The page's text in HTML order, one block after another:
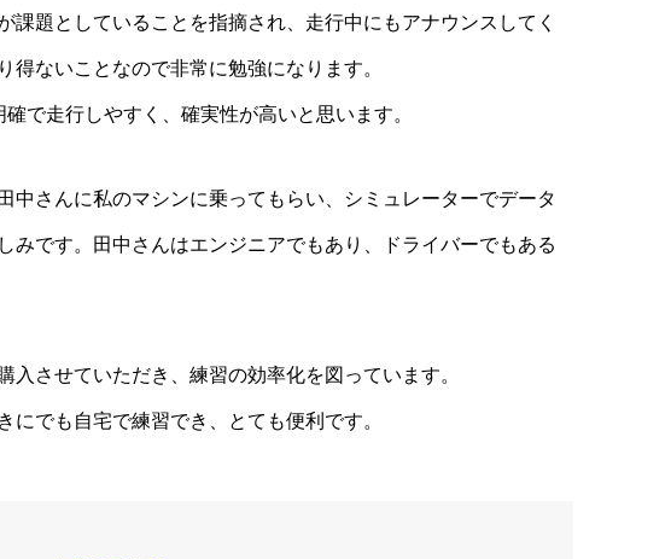
題としていることを指摘され、走行中にもアナウンスしてく
ないことなので非常に勉強になります。
で走行しやすく、確実性が高いと思います。
中さんに私のマシンに乗ってもらい、シミュレーターでデータ
みです。田中さんはエンジニアでもあり、ドライバーでもある
させていただき、練習の効率化を図っています。
でも自宅で練習でき、とても便利です。